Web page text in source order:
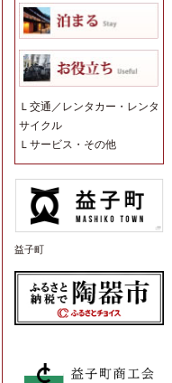
Ｌ 交通／レンタカー・レンタ
サイクル
Ｌ サービス・その他
益子町